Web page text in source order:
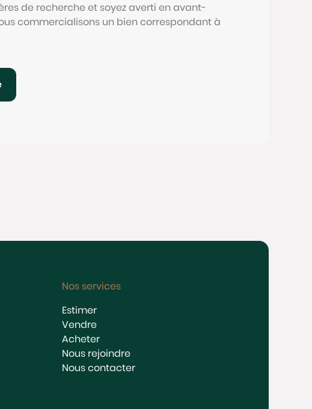
de recherche et soyez averti en avant-
commercialisons un bien correspondant à
Nos services
Estimer
Vendre
Acheter
Nous rejoindre
Nous contacter